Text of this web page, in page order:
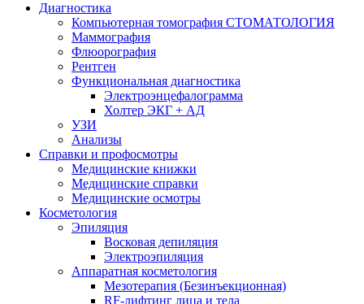
Диагностика
Компьютерная томография СТОМАТОЛОГИЯ
Маммография
Флюорография
Рентген
Функциональная диагностика
Электроэнцефалограмма
Холтер ЭКГ + АД
УЗИ
Анализы
Справки и профосмотры
Медицинские книжки
Медицинские справки
Медицинские осмотры
Косметология
Эпиляция
Восковая депиляция
Электроэпиляция
Аппаратная косметология
Мезотерапия (Безинъекционная)
RF-лифтинг лица и тела